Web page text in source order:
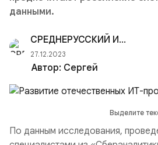
данными.
СРЕДНЕРУССКИЙ
27.12.2023
Автор: Сергей
Выделите
По данным исследования,